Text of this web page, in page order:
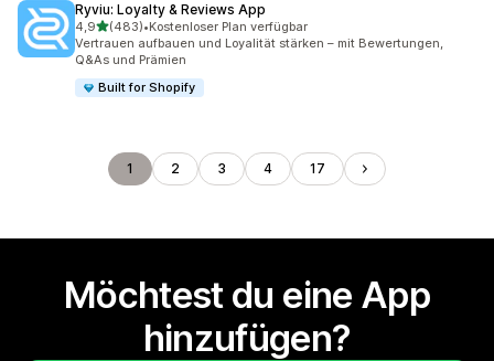
Ryviu: Loyalty & Reviews App
4,9von 5 Sternen
(483)
483 Rezensionen insgesamt
•Kostenloser Plan verfügbar
Vertrauen aufbauen und Loyalität stärken – mit Bewertungen,
Q&As und Prämien
Built for Shopify
1 2 3 4 17
Möchtest du eine App
hinzufügen?